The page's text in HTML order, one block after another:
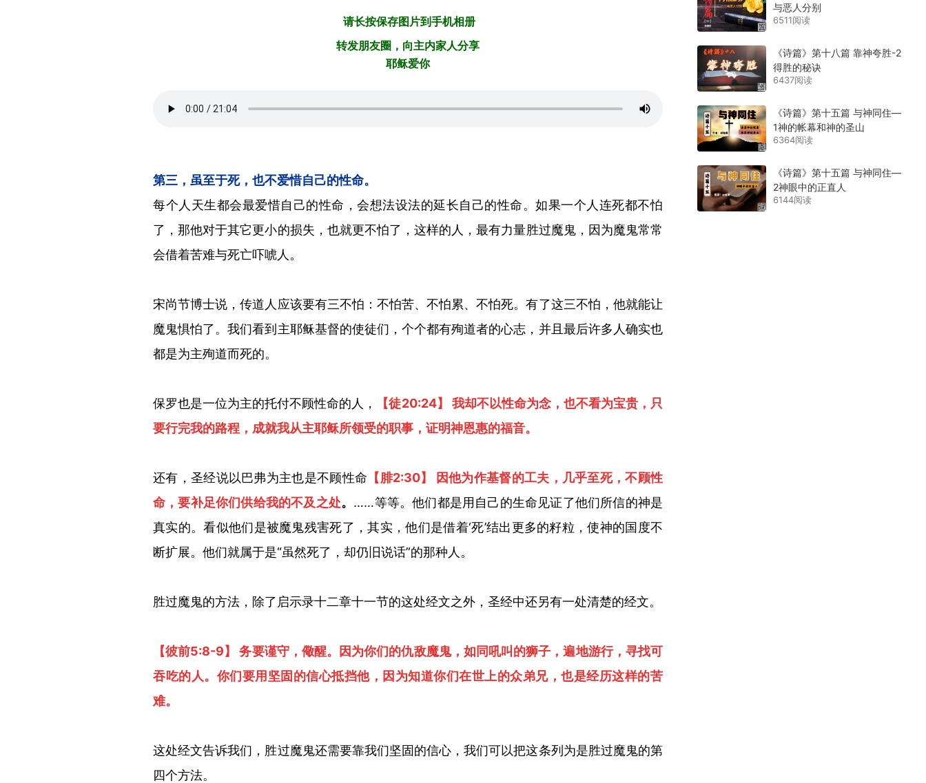
请长按保存图片到手机相册
转发朋友圈，向主内家人分享
耶稣爱你
第三，虽至于死，也不爱惜自己的性命。
每个人天生都会最爱惜自己的性命，会想法设法的延长自己的性命。如果一个人连死都不怕
了，那他对于其它更小的损失，也就更不怕了，这样的人，最有力量胜过魔鬼，因为魔鬼常常
会借着苦难与死亡吓唬人。
宋尚节博士说，传道人应该要有三不怕：不怕苦、不怕累、不怕死。有了这三不怕，他就能让
魔鬼惧怕了。我们看到主耶稣基督的使徒们，个个都有殉道者的心志，并且最后许多人确实也
都是为主殉道而死的。
保罗也是一位为主的托付不顾性命的人， 【徒20:24】 我却不以性命为念，也不看为宝贵，只
要行完我的路程，成就我从主耶稣所领受的职事，证明神恩惠的福音。
还有，圣经说以巴弗为主也是不顾性命 【腓2:30】 因他为作基督的工夫，几乎至死，不顾性
命，要补足你们供给我的不及之处。 ……等等。他们都是用自己的生命见证了他们所信的神是
真实的。看似他们是被魔鬼残害死了，其实，他们是借着‘死’结出更多的籽粒，使神的国度不
断扩展。他们就属于是“虽然死了，却仍旧说话”的那种人。
胜过魔鬼的方法，除了启示录十二章十一节的这处经文之外，圣经中还另有一处清楚的经文。
【彼前5:8-9】 务要谨守，儆醒。因为你们的仇敌魔鬼，如同吼叫的狮子，遍地游行，寻找可
吞吃的人。你们要用坚固的信心抵挡他，因为知道你们在世上的众弟兄，也是经历这样的苦
难。
这处经文告诉我们，胜过魔鬼还需要靠我们坚固的信心，我们可以把这条列为是胜过魔鬼的第
四个方法。
与恶人分别
6511阅读
《诗篇》第十八篇 靠神夸胜-2
得胜的秘诀
6437阅读
《诗篇》第十五篇 与神同住—
1神的帐幕和神的圣山
6364阅读
《诗篇》第十五篇 与神同住—
2神眼中的正直人
6144阅读